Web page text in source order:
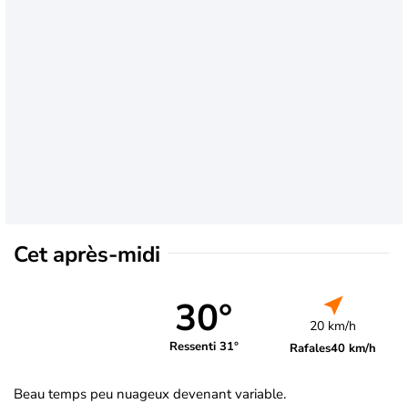
Cet après-midi
30°
Ressenti 31°
20 km/h
Rafales40 km/h
Beau temps peu nuageux devenant variable.